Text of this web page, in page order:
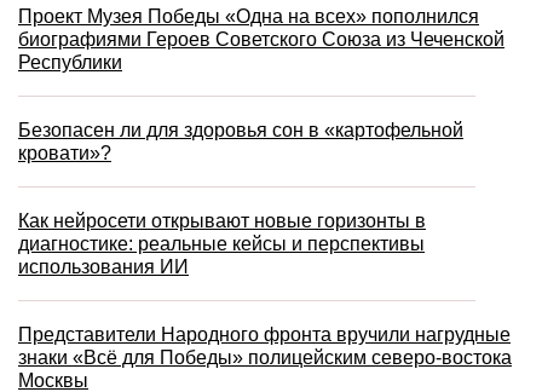
Проект Музея Победы «Одна на всех» пополнился
биографиями Героев Советского Союза из Чеченской
Республики
Безопасен ли для здоровья сон в «картофельной
кровати»?
Как нейросети открывают новые горизонты в
диагностике: реальные кейсы и перспективы
использования ИИ
Представители Народного фронта вручили нагрудные
знаки «Всё для Победы» полицейским северо-востока
Москвы